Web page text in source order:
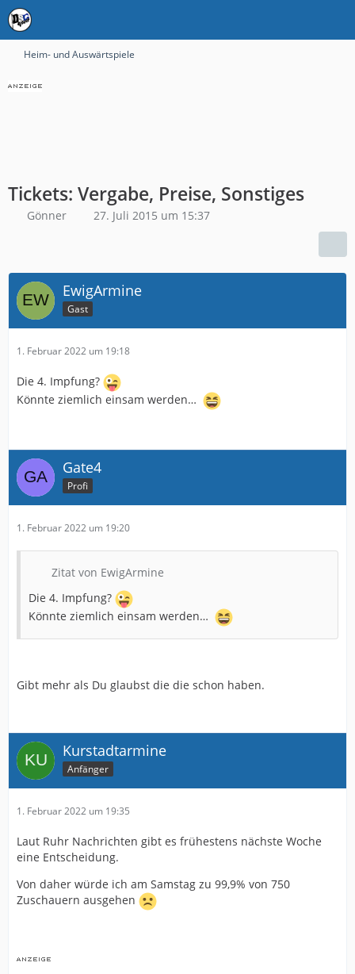
Heim- und Auswärtspiele
Tickets: Vergabe, Preise, Sonstiges
Gönner 27. Juli 2015 um 15:37
EwigArmine
Gast
1. Februar 2022 um 19:18
Die 4. Impfung?
Könnte ziemlich einsam werden…
Gate4
Profi
1. Februar 2022 um 19:20
Zitat von EwigArmine
Die 4. Impfung?
Könnte ziemlich einsam werden…
Gibt mehr als Du glaubst die die schon haben.
Kurstadtarmine
Anfänger
1. Februar 2022 um 19:35
Laut Ruhr Nachrichten gibt es frühestens nächste Woche
eine Entscheidung.
Von daher würde ich am Samstag zu 99,9% von 750
Zuschauern ausgehen